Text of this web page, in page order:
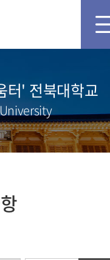
터' 전북대학교